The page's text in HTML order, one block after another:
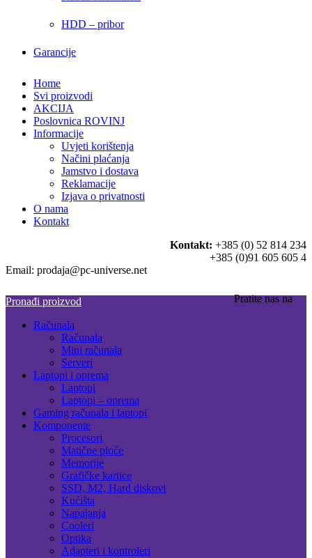
HDD – pribor
Garancije
Home
Svi proizvodi
AKCIJA
Poslovnica ROVINJ
Informacije
Uvjeti korištenja
Načini plaćanja
Jamstvo i dostava
Reklamacije
Izjava o privatnosti
O nama
Kontakt
Kontakt: +385 (0) 52 814 234
+385 (0)91 605 605 4
Email: prodaja@pc-universe.net
Pratite nas na
Pronađi proizvod
Računala
Računala
Mini računala
Serveri
Laptopi i oprema
Laptopi
Laptopi – oprema
Gaming računala i laptopi
Komponente
Procesori
Matične ploče
Memorije
Grafičke kartice
SSD, M2, Hard diskovi
Kućišta
Napajanja
Cooleri
Optika
Adapteri i kontroleri